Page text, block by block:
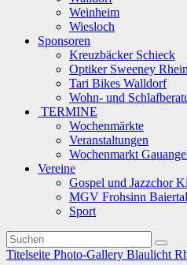
Weinheim
Wiesloch
Sponsoren
Kreuzbäcker Schieck
Optiker Sweeney
Tari Bikes Walldorf
Wohn- und
TERMINE
Wochenmärkte
Veranstaltungen
Wochenmarkt
Vereine
Gospel und Jazzchor
MGV Frohsinn Baiertal
Sport
Titelseite Photo-Gallery Blaulicht